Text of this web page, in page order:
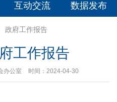
互动交流 数据发布
政府工作报告
工作报告
办公室 时间：2024-04-30